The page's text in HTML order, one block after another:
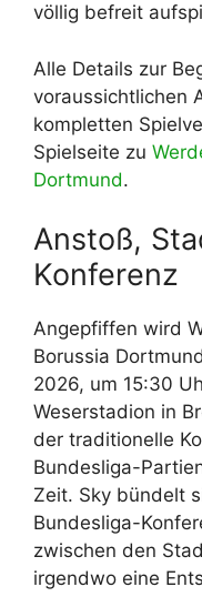
völlig befreit
Alle Details zur
voraussichtlichen
kompletten
Spielseite zu
Dortmund.
Anstoß,
Konferenz
Angepfiffen wird
Borussia
2026, um 15:30
Weserstadion in
der traditionelle
Bundesliga-
Zeit. Sky bündelt
Bundesliga-
zwischen den
irgendwo eine